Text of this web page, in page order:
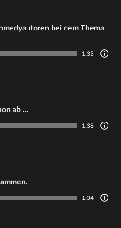
bei dem Thema
1:35
ab …
1:38
1:34